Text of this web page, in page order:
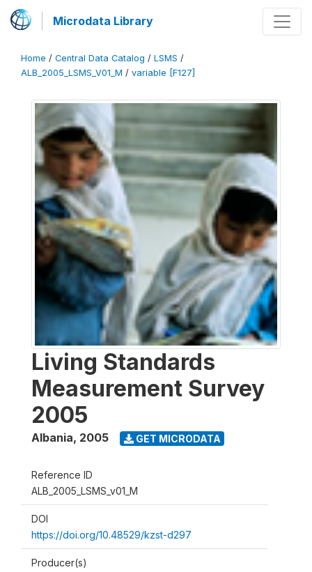
Microdata Library
Home / Central Data Catalog / LSMS /
ALB_2005_LSMS_V01_M / variable [F127]
Living Standards
Measurement Survey
2005
Albania, 2005 GET MICRODATA
Reference ID
ALB_2005_LSMS_v01_M
DOI
https://doi.org/10.48529/kzst-d297
Producer(s)